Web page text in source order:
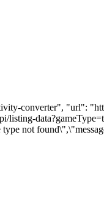
converter", "url":
listing-
not